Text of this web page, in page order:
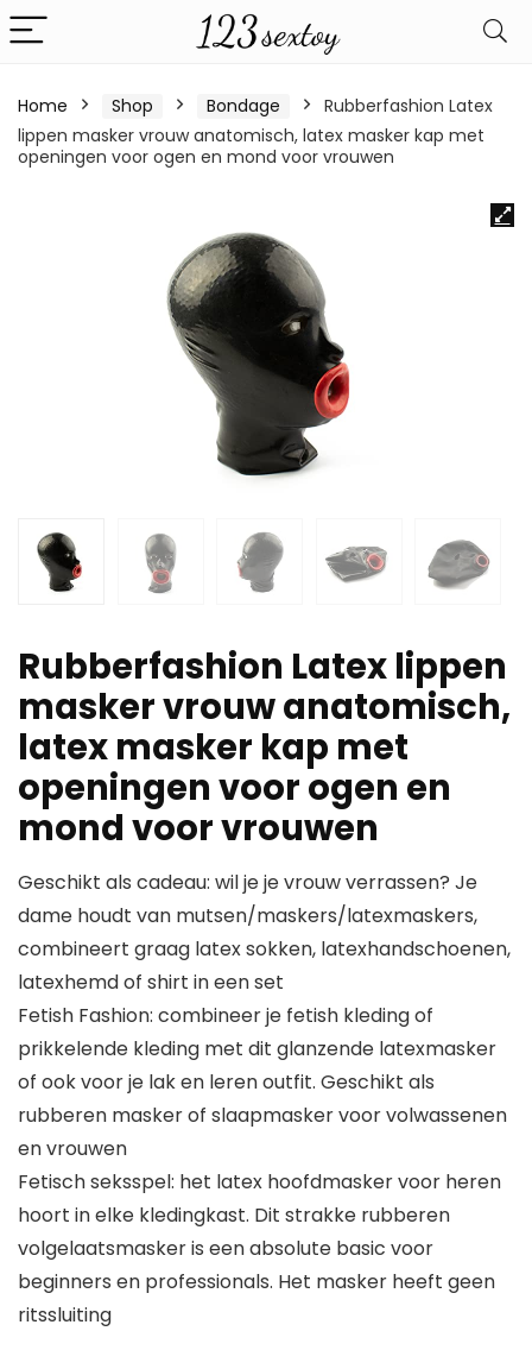
Home Shop Bondage
Rubberfashion Latex
lippen masker vrouw anatomisch, latex masker kap met
openingen voor ogen en mond voor vrouwen
Rubberfashion Latex lippen
masker vrouw anatomisch,
latex masker kap met
openingen voor ogen en
mond voor vrouwen
Geschikt als cadeau: wil je je vrouw verrassen? Je
dame houdt van mutsen/maskers/latexmaskers,
combineert graag latex sokken, latexhandschoenen,
latexhemd of shirt in een set
Fetish Fashion: combineer je fetish kleding of
prikkelende kleding met dit glanzende latexmasker
of ook voor je lak en leren outfit. Geschikt als
rubberen masker of slaapmasker voor volwassenen
en vrouwen
Fetisch seksspel: het latex hoofdmasker voor heren
hoort in elke kledingkast. Dit strakke rubberen
volgelaatsmasker is een absolute basic voor
beginners en professionals. Het masker heeft geen
ritssluiting